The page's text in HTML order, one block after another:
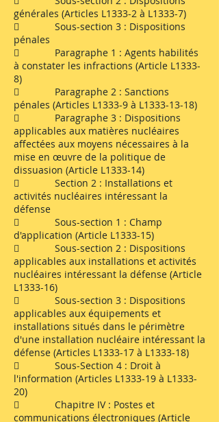
générales (Articles L1333-2 à L1333-7)
 Sous-section 3 : Dispositions
pénales
 Paragraphe 1 : Agents habilités
à constater les infractions (Article L1333-
8)
 Paragraphe 2 : Sanctions
pénales (Articles L1333-9 à L1333-13-18)
 Paragraphe 3 : Dispositions
applicables aux matières nucléaires
affectées aux moyens nécessaires à la
mise en œuvre de la politique de
dissuasion (Article L1333-14)
 Section 2 : Installations et
activités nucléaires intéressant la
défense
 Sous-section 1 : Champ
d'application (Article L1333-15)
 Sous-section 2 : Dispositions
applicables aux installations et activités
nucléaires intéressant la défense (Article
L1333-16)
 Sous-section 3 : Dispositions
applicables aux équipements et
installations situés dans le périmètre
d'une installation nucléaire intéressant la
défense (Articles L1333-17 à L1333-18)
 Sous-Section 4 : Droit à
l'information (Articles L1333-19 à L1333-
20)
 Chapitre IV : Postes et
communications électroniques (Article